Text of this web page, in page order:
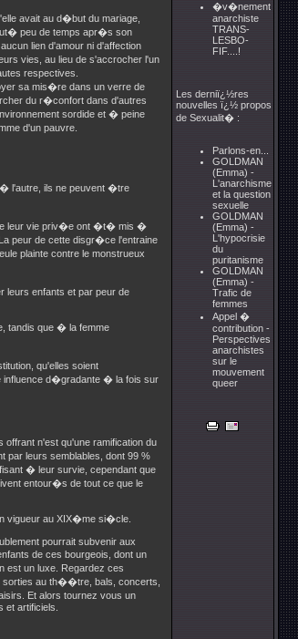
avait au d�but du mariage,
peu de temps apr�s son
lien d'amour ni d'affection
vies, au lieu de s'accrocher l'un
respectives.
sa mis�re dans un verre de
du r�confort dans d'autres
sordide et � peine
d'un pauvre.
l'autre, ils ne peuvent �tre
leur vie priv�e ont �t� mis �
peur de cette disgr�ce l'entraine
plainte contre le monstrueux
enfants et par peur de
tandis que � la femme
qu'elles soient
influence d�gradante � la fois sur
n'est qu'une ramification du
leurs semblables, dont 99 %
� leur survie, cependant que
entour�s de tout ce que le
vigueur au XIX�me si�cle.
pourrait subvenir aux
de ces bourgeois, dont un
est un luxe. Regardez ces
sorties au th��tre, bals, concerts,
Et alors tournez vous un
artificiels.
�v�nement
anarchiste
TRANS-
LESBO-
FIF....!
Les derniï¿½res
nouvelles ï¿½ propos
de Sexualit� :
Parlons-en...
GOLDMAN
(Emma) -
L'anarchisme
et la question
sexuelle
GOLDMAN
(Emma) -
L'hypocrisie
du
puritanisme
GOLDMAN
(Emma) -
Trafic de
femmes
Appel �
contribution -
Perspectives
anarchistes
sur le
mouvement
queer